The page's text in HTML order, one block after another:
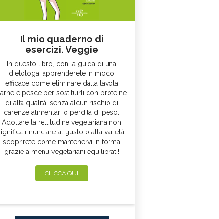
Il mio quaderno di
esercizi. Veggie
In questo libro, con la guida di una
dietologa, apprenderete in modo
efficace come eliminare dalla tavola
e pesce per sostituirli con proteine
di alta qualità, senza alcun rischio di
carenze alimentari o perdita di peso.
Adottare la rettitudine vegetariana non
rinunciare al gusto o alla varietà:
scoprirete come mantenervi in forma
grazie a menu vegetariani equilibrati!
CLICCA QUI